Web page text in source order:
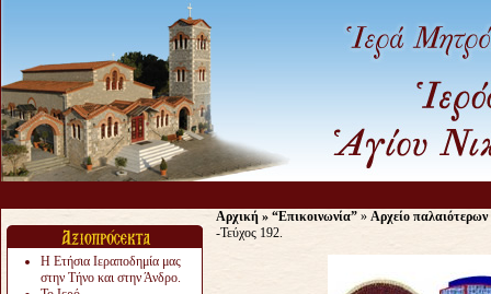
Η Ετήσια Ιεραποδημία μας
στην Τήνο και στην Άνδρο.
Αρχική » “Επικοινωνία” » Αρχείο παλαιότερων
-Τεύχος 192.